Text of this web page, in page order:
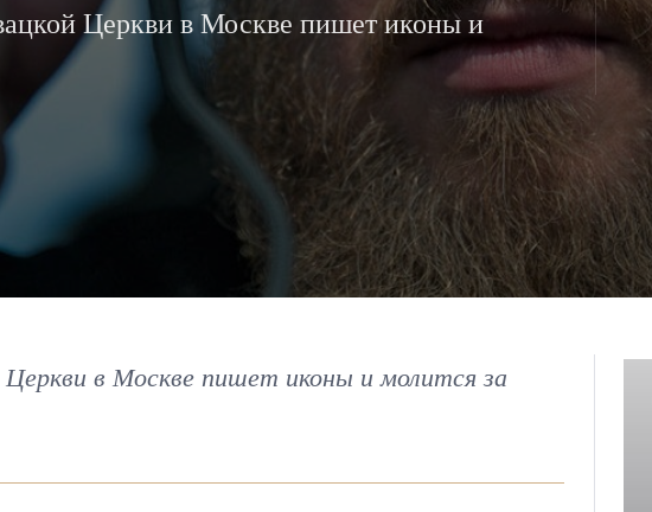
Церкви в Москве пишет иконы и
в Москве пишет иконы и молится за